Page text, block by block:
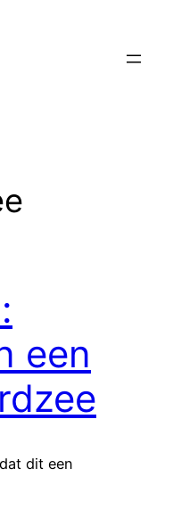
een
dit een